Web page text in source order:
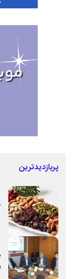
پربازدیدترین